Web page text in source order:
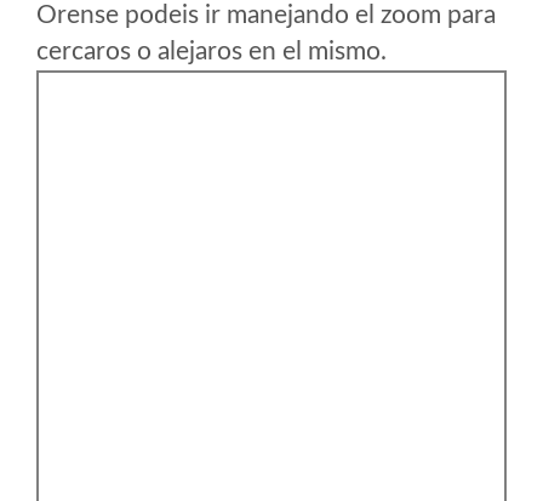
Orense podeis ir manejando el zoom para
cercaros o alejaros en el mismo.